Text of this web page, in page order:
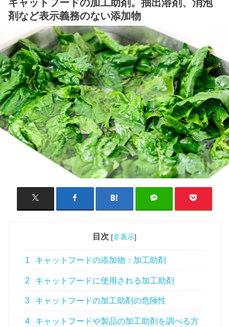
キャットフードの加工助剤。抽出溶剤、消泡
剤など表示義務のない添加物
目次 [非表示]
1 キャットフードの添加物：加工助剤
2 キャットフードに使用される加工助剤
3 キャットフードの加工助剤の危険性
4
キャットフードや製品の加工助剤を調べる方